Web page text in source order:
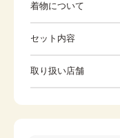
着物について
セット内容
取り扱い店舗